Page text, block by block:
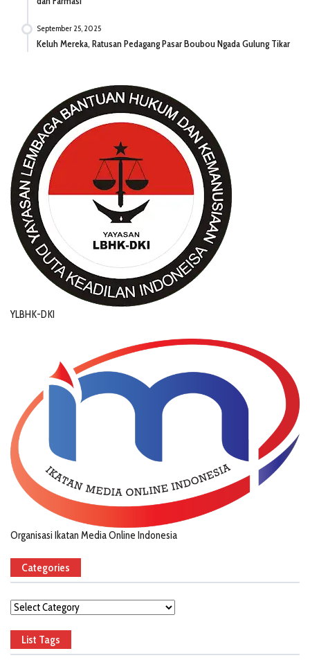
September 25, 2025
Keluh Mereka, Ratusan Pedagang Pasar Boubou Ngada Gulung Tikar
YLBHK-DKI
Organisasi Ikatan Media Online Indonesia
Categories
Categories
List Tags